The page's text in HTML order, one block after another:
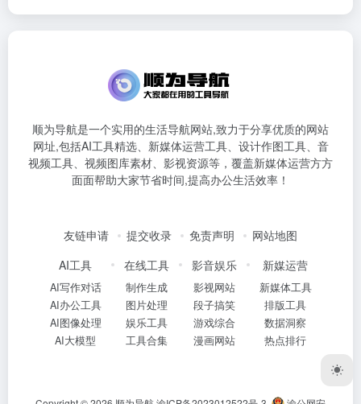
顺为导航是一个实用的生活导航网站,致力于分享优质的网站
网址,包括AI工具精选、新媒体运营工具、设计作图工具、音
视频工具、视频图库素材、影视资源等，覆盖新媒体运营方方
面面帮助大家节省时间,提高办公生活效率！
友链申请 提交收录 免责声明
网站地图
AI工具
AI写作对话
AI办公工具
AI图像处理
AI大模型
在线工具
制作生成
图片处理
娱乐工具
工具合集
影音娱乐
影视网站
段子搞笑
游戏综合
漫画网站
新媒运营
新媒体工具
排版工具
数据洞察
热点排行